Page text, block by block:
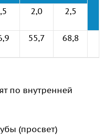
2,0 2,5
55,7 68,8
по внутренней
(просвет)